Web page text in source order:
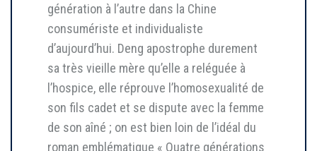
génération à l’autre dans la Chine
consumériste et individualiste
d’aujourd’hui. Deng apostrophe durement
sa très vieille mère qu’elle a reléguée à
l’hospice, elle réprouve l’homosexualité de
son fils cadet et se dispute avec la femme
de son aîné ; on est bien loin de l’idéal du
roman emblématique « Quatre générations